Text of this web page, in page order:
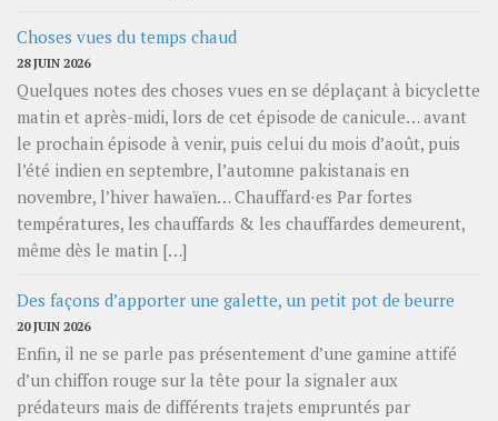
Choses vues du temps chaud
28 JUIN 2026
Quelques notes des choses vues en se déplaçant à bicyclette
matin et après-midi, lors de cet épisode de canicule… avant
le prochain épisode à venir, puis celui du mois d’août, puis
l’été indien en septembre, l’automne pakistanais en
novembre, l’hiver hawaïen… Chauffard⋅es Par fortes
températures, les chauffards & les chauffardes demeurent,
même dès le matin […]
Des façons d’apporter une galette, un petit pot de beurre
20 JUIN 2026
Enfin, il ne se parle pas présentement d’une gamine attifé
d’un chiffon rouge sur la tête pour la signaler aux
prédateurs mais de différents trajets empruntés par